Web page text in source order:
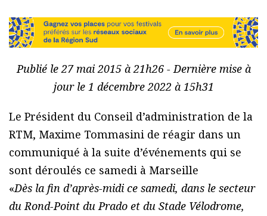
Publié le 27 mai 2015 à 21h26 - Dernière mise à
jour le 1 décembre 2022 à 15h31
Le Président du Conseil d’administration de la
RTM, Maxime Tommasini de réagir dans un
communiqué à la suite d’événements qui se
sont déroulés ce samedi à Marseille
«Dès la fin d’après-midi ce samedi, dans le secteur
du Rond-Point du Prado et du Stade Vélodrome,